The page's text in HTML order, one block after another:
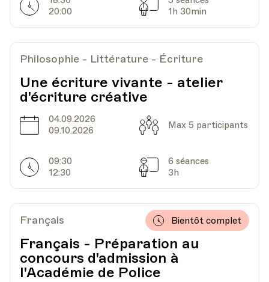
Horarires
20:00
Séances
1h 30min
Philosophie - Littérature - Écriture
Une écriture vivante - atelier
d'écriture créative
Date
04.09.2026
09.10.2026
Capacité
Max 5 participants
Horarires
09:30
12:30
Séances
6 séances
3h
Français
Français - Préparation au
concours d'admission à
l'Académie de Police
Bientôt complet